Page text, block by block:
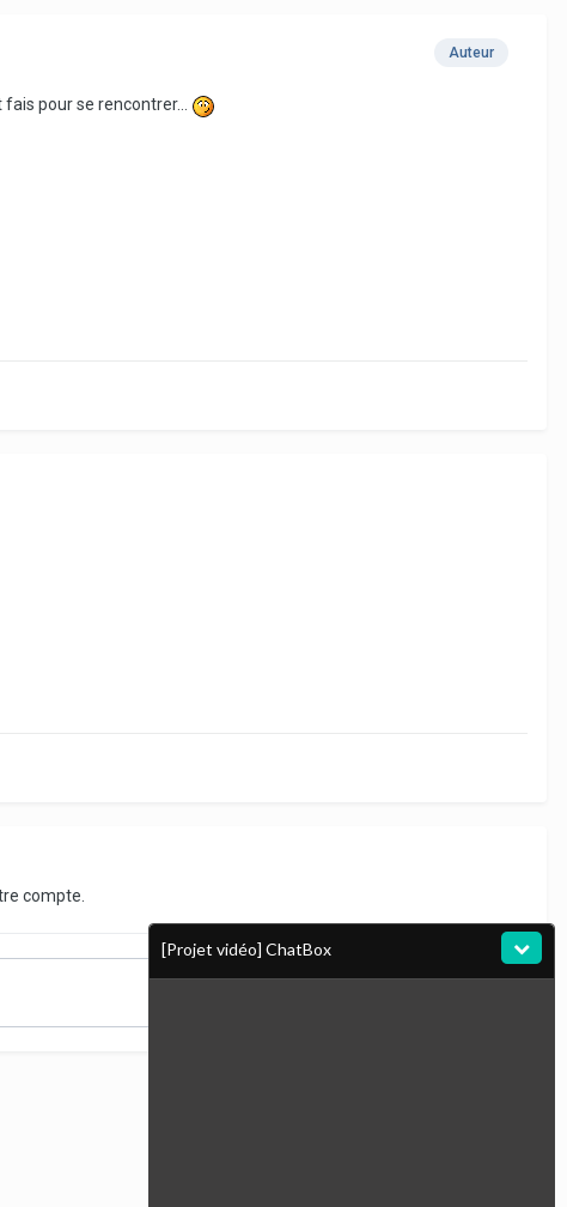
Auteur
pour se rencontrer...
compte.
[Projet vidéo] ChatBox